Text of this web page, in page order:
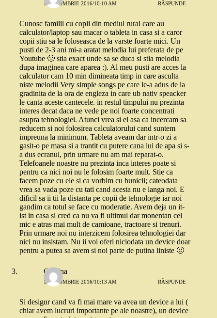
1 OCTOMBRIE 2016/10:10 AM RĂSPUNDE
Cunosc familii cu copii din mediul rural care au
calculator/laptop sau macar o tableta in casa si a caror
copii stiu sa le foloseasca de la varste foarte mici. Un
pusti de 2-3 ani mi-a aratat melodia lui preferata de pe
Youtube 🙂 stia exact unde sa se duca si stia melodia
dupa imaginea care aparea :). Al meu pusti are acces la
calculator cam 10 min dimineata timp in care asculta
niste melodii Very simple songs pe care le-a adus de la
gradinita de la ora de engleza in care ub nativ speacker
le canta aceste cantecele. in restul timpului nu prezinta
interes decat daca ne vede pe noi foarte concentrati
asupra tehnologiei. Atunci vrea si el asa ca incercam sa
reducem si noi folosirea calculatorului cand suntem
impreuna la minimum. Tableta aveam dar intr-o zi a
gasit-o pe masa si a trantit cu putere cana lui de apa si s-
a dus ecranul, prin urmare nu am mai reparat-o.
Telefoanele noastre nu prezinta inca interes poate si
pentru ca nici noi nu le folosim foarte mult. Stie ca
facem poze cu ele si ca vorbim cu bunicii; cateodata
vrea sa vada poze cu tati cand acesta nu e langa noi. E
dificil sa ii tii la distanta pe copii de tehnologie iar noi
gandim ca totul se face cu moderatie. Avem deja un it-
ist in casa si cred ca nu va fi ultimul dar monentan cel
mic e atras mai mult de camioane, tractoare si trenuri.
Prin urmare noi nu interzicem folosirea tehnologiei dar
nici nu insistam. Nu ii voi oferi niciodata un device doar
pentru a putea sa avem si noi parte de putina liniste 🙂
Cristina
1 OCTOMBRIE 2016/10:13 AM RĂSPUNDE
Si desigur cand va fi mai mare va avea un device a lui (
chiar avem lucruri importante pe ale noastre), un device